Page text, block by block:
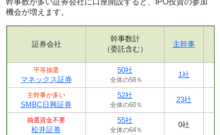
機会が増えます。
証券会社
幹事数計
（委託含む）
主幹事
平等抽選
マネックス証券
50社
全体の58％
1社
主幹事が多い
SMBC日興証券
52社
全体の60％
23社
抽選資金不要
松井証券
55社
全体の64％
0社